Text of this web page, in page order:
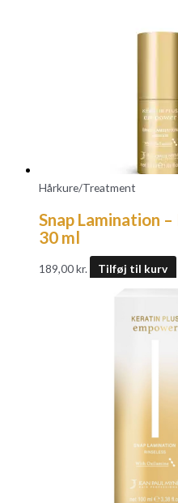
Hårkure/Treatment
Snap Lamination
30 ml
189,00kr. Tilføj til kurv